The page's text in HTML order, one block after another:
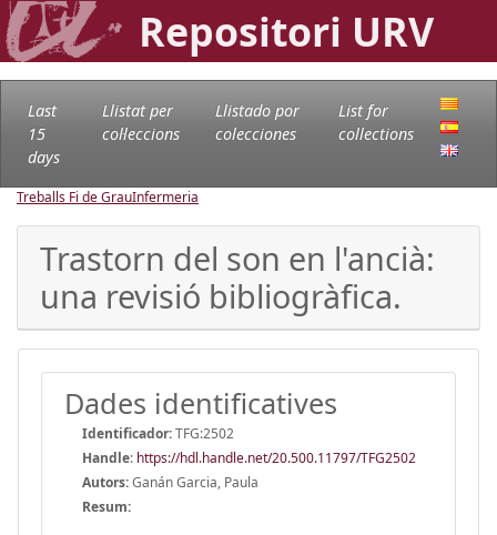
Repositori URV
Last
15
days
Llistat per
col·leccions
Llistado por
colecciones
List for
collections
Treballs Fi de GrauInfermeria
Trastorn del son en l'ancià:
una revisió bibliogràfica.
Dades identificatives
Identificador:TFG:2502
Handle: https://hdl.handle.net/20.500.11797/TFG2502
Autors:Ganán Garcia, Paula
Resum: